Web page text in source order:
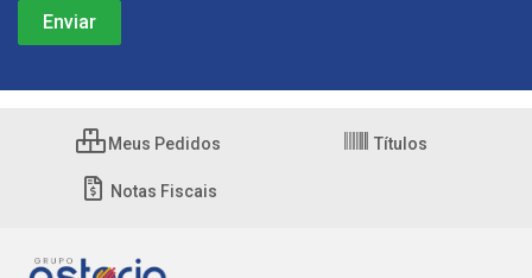
Meus Pedidos Títulos
Notas Fiscais